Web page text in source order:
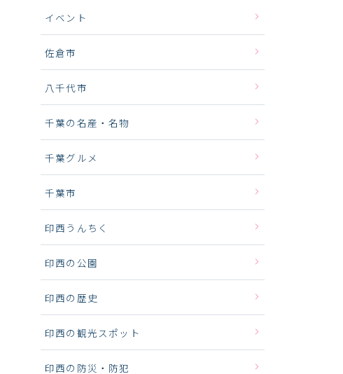
イベント
佐倉市
八千代市
千葉の名産・名物
千葉グルメ
千葉市
印西うんちく
印西の公園
印西の歴史
印西の観光スポット
印西の防災・防犯